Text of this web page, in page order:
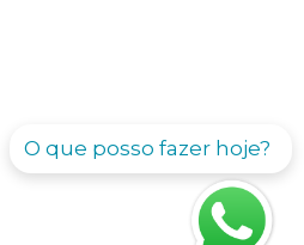
O que posso fazer hoje?